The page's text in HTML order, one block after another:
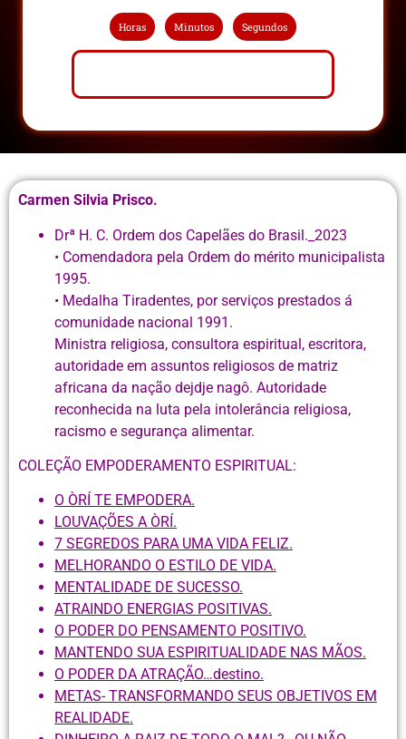
Horas Minutos Segundos
Carmen Silvia Prisco.
Drª H. C. Ordem dos Capelães do Brasil._2023
• Comendadora pela Ordem do mérito municipalista
1995.
• Medalha Tiradentes, por serviços prestados á
comunidade nacional 1991.
Ministra religiosa, consultora espiritual, escritora,
autoridade em assuntos religiosos de matriz
africana da nação dejdje nagô. Autoridade
reconhecida na luta pela intolerância religiosa,
racismo e segurança alimentar.
COLEÇÃO EMPODERAMENTO ESPIRITUAL:
O ÒRÍ TE EMPODERA.
LOUVAÇÕES A ÒRÍ.
7 SEGREDOS PARA UMA VIDA FELIZ.
MELHORANDO O ESTILO DE VIDA.
MENTALIDADE DE SUCESSO.
ATRAINDO ENERGIAS POSITIVAS.
O PODER DO PENSAMENTO POSITIVO.
MANTENDO SUA ESPIRITUALIDADE NAS MÃOS.
O PODER DA ATRAÇÃO…destino.
METAS- TRANSFORMANDO SEUS OBJETIVOS EM
REALIDADE.